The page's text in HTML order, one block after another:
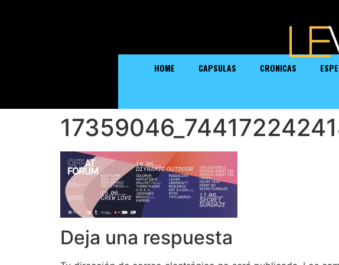
HOME CAPSULAS CRONICAS
Deja una respuesta